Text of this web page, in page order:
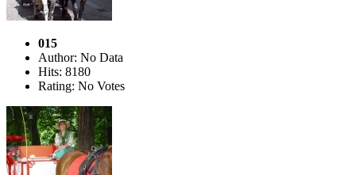
015
Author: No Data
Hits: 8180
Rating: No Votes